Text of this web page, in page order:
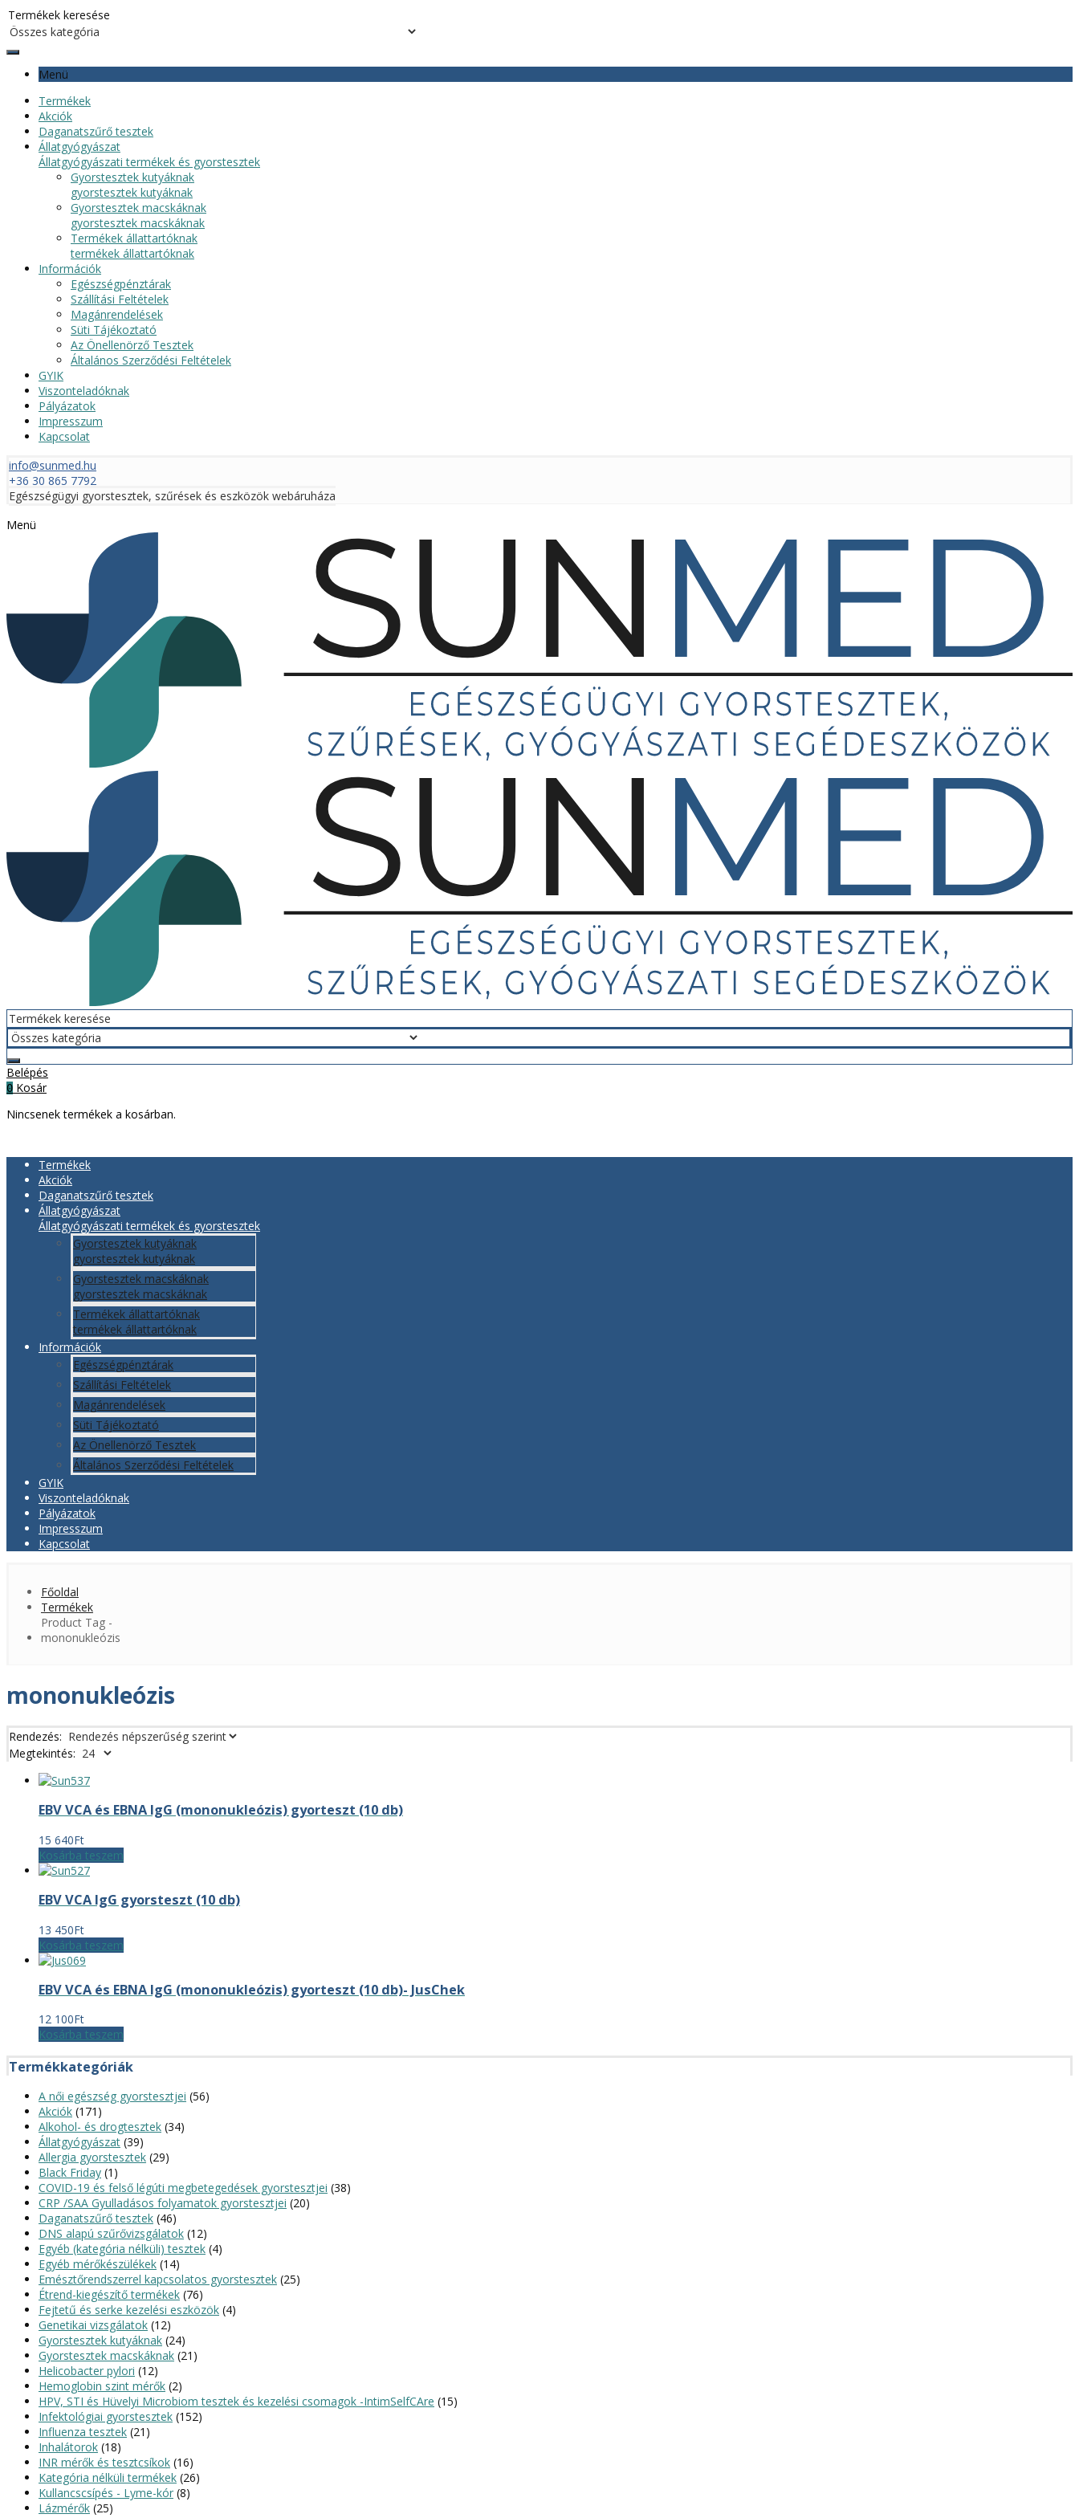
Menü
Termékek
Akciók
Daganatszűrő tesztek
Állatgyógyászat
Állatgyógyászati termékek és gyorstesztek
Gyorstesztek kutyáknak
gyorstesztek kutyáknak
Gyorstesztek macskáknak
gyorstesztek macskáknak
Termékek állattartóknak
termékek állattartóknak
Információk
Egészségpénztárak
Szállítási Feltételek
Magánrendelések
Süti Tájékoztató
Az Önellenörző Tesztek
Általános Szerződési Feltételek
GYIK
Viszonteladóknak
Pályázatok
Impresszum
Kapcsolat
info@sunmed.hu
+36 30 865 7792
Egészségügyi gyorstesztek, szűrések és eszközök webáruháza
Menü
Belépés
0 Kosár
Nincsenek termékek a kosárban.
Termékek
Akciók
Daganatszűrő tesztek
Állatgyógyászat
Állatgyógyászati termékek és gyorstesztek
Gyorstesztek kutyáknak
gyorstesztek kutyáknak
Gyorstesztek macskáknak
gyorstesztek macskáknak
Termékek állattartóknak
termékek állattartóknak
Információk
Egészségpénztárak
Szállítási Feltételek
Magánrendelések
Süti Tájékoztató
Az Önellenörző Tesztek
Általános Szerződési Feltételek
GYIK
Viszonteladóknak
Pályázatok
Impresszum
Kapcsolat
Főoldal
Termékek
Product Tag -
mononukleózis
mononukleózis
Rendezés:
Megtekintés:
EBV VCA és EBNA IgG (mononukleózis) gyorteszt (10 db)
15 640Ft
Kosárba teszem
EBV VCA IgG gyorsteszt (10 db)
13 450Ft
Kosárba teszem
EBV VCA és EBNA IgG (mononukleózis) gyorteszt (10 db)- JusChek
12 100Ft
Kosárba teszem
Termékkategóriák
A női egészség gyorstesztjei (56)
Akciók (171)
Alkohol- és drogtesztek (34)
Állatgyógyászat (39)
Allergia gyorstesztek (29)
Black Friday (1)
COVID-19 és felső légúti megbetegedések gyorstesztjei (38)
CRP /SAA Gyulladásos folyamatok gyorstesztjei (20)
Daganatszűrő tesztek (46)
DNS alapú szűrővizsgálatok (12)
Egyéb (kategória nélküli) tesztek (4)
Egyéb mérőkészülékek (14)
Emésztőrendszerrel kapcsolatos gyorstesztek (25)
Étrend-kiegészítő termékek (76)
Fejtetű és serke kezelési eszközök (4)
Genetikai vizsgálatok (12)
Gyorstesztek kutyáknak (24)
Gyorstesztek macskáknak (21)
Helicobacter pylori (12)
Hemoglobin szint mérők (2)
HPV, STI és Hüvelyi Microbiom tesztek és kezelési csomagok -IntimSelfCAre (15)
Infektológiai gyorstesztek (152)
Influenza tesztek (21)
Inhalátorok (18)
INR mérők és tesztcsíkok (16)
Kategória nélküli termékek (26)
Kullancscsípés - Lyme-kór (8)
Lázmérők (25)